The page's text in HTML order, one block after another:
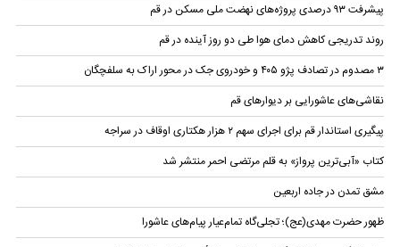
پیشرفت ۹۳ درصدی پروژه‌های نهضت ملی مسکن در قم
روند تدریجی کاهش دمای هوا طی دو روز آینده در قم
۳ مصدوم در تصادف پژو ۴۰۵ و خودروی جک در محور اراک به سلفچگان
نقاشی‌های عاشورایی بر دیوار‌های قم
پیگیری استاندار قم برای اجرای سهم ۲ هزار هکتاری اوقاف در سراجه
کتاب «آبی‌ترین پرواز» به قلم مرتضی احمر منتشر شد
مشق تمدن در جاده اربعین
ظهور حضرت مهدی(عج)؛ تجلی‌گاه تمام‌عیار پیام‌های عاشورا